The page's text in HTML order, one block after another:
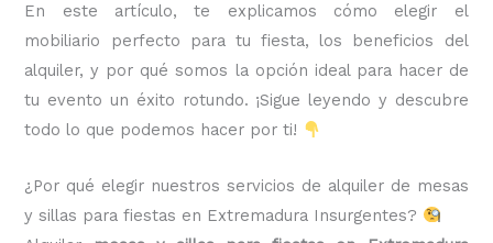
En este artículo, te explicamos cómo elegir el
mobiliario perfecto para tu fiesta, los beneficios del
alquiler, y por qué somos la opción ideal para hacer de
tu evento un éxito rotundo. ¡Sigue leyendo y descubre
todo lo que podemos hacer por ti!
¿Por qué elegir nuestros servicios de alquiler de mesas
y sillas para fiestas en Extremadura Insurgentes?